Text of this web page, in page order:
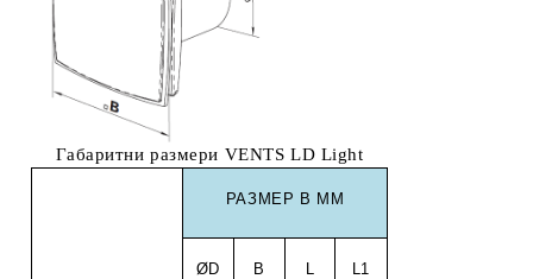
Габаритни размери VENTS LD Light
РАЗМЕР В ММ
ØD B L1